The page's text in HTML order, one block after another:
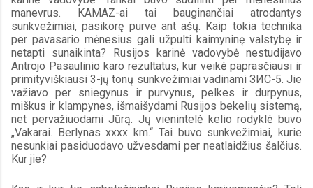
manevrus. KAMAZ-ai tai bauginančiai atrodantys
sunkvežimiai, pasikorę purve ant ašų. Kaip tokia technika
per pavasario mėnesius gali užpulti kaimyninę valstybę ir
netapti sunaikinta? Rusijos karinė vadovybė nestudijavo
Antrojo Pasaulinio karo rezultatus, kur veikė paprasčiausi ir
primityviškiausi 3-jų tonų sunkvežimiai vadinami ЗИС-5. Jie
važiavo per sniegynus ir purvynus, pelkes ir durpynus,
miškus ir klampynes, išmaišydami Rusijos bekelių sistemą,
net pervažiuodami Jūrą. Jų vienintelė kelio rodyklė buvo
„Vakarai. Berlynas xxxx km.“ Tai buvo sunkvežimiai, kurie
nesunkiai pasiduodavo užvesdami per neatlaidžius šalčius.
Kur jie?